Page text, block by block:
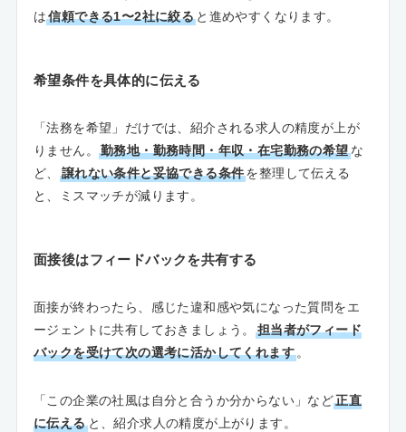
は信頼できる1〜2社に絞る と進めやすくなります。
希望条件を具体的に伝える
「法務を希望」だけでは、紹介される求人の精度が上が
りません。
勤務地・勤務時間・年収・在宅勤務の希望な
ど、
譲れない条件と妥協できる条件を整理して伝える
と、ミスマッチが減ります。
面接後はフィードバックを共有する
面接が終わったら、感じた違和感や気になった質問をエ
ージェントに共有しておきましょう。
担当者がフィード
バックを受けて次の選考に活かしてくれます。
「この企業の社風は自分と合うか分からない」など正直
に伝えると、紹介求人の精度が上がります。